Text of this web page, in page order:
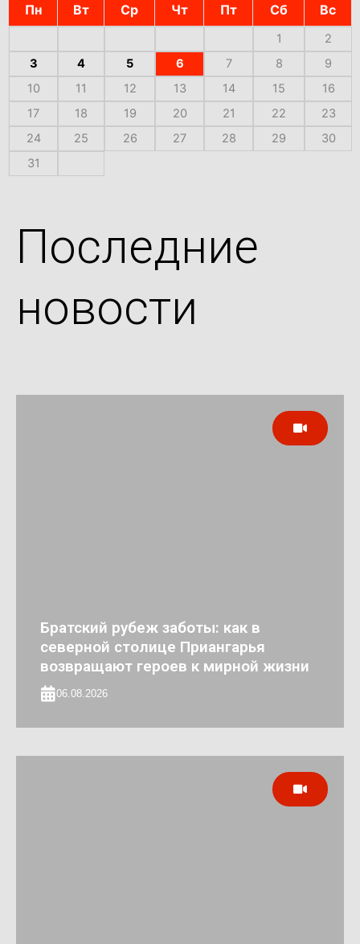
Пн Вт Ср Чт Пт Сб Вс
1
2
3
4 5 6 7 8
9
10
11 12 13 14 15
16
17
18 19 20 21 22
23
24
25 26 27 28 29
30
31
Последние
новости
Братский рубеж заботы: как в
северной столице Приангарья
возвращают героев к мирной жизни
06.08.2026